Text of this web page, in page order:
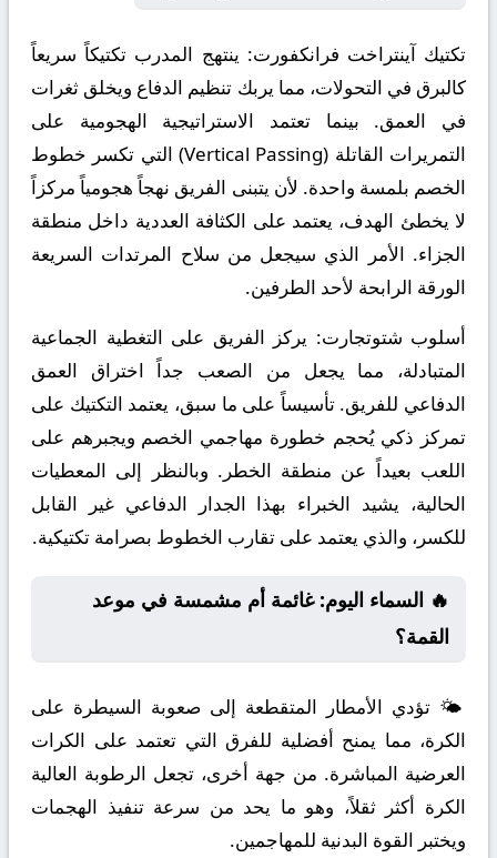
تكتيك آينتراخت فرانكفورت: ينتهج المدرب تكتيكاً سريعاً
كالبرق في التحولات، مما يربك تنظيم الدفاع ويخلق ثغرات
في العمق. بينما تعتمد الاستراتيجية الهجومية على
التمريرات القاتلة (Vertical Passing) التي تكسر خطوط
الخصم بلمسة واحدة. لأن يتبنى الفريق نهجاً هجومياً مركزاً
لا يخطئ الهدف، يعتمد على الكثافة العددية داخل منطقة
الجزاء. الأمر الذي سيجعل من سلاح المرتدات السريعة
الورقة الرابحة لأحد الطرفين.
أسلوب شتوتجارت: يركز الفريق على التغطية الجماعية
المتبادلة، مما يجعل من الصعب جداً اختراق العمق
الدفاعي للفريق. تأسيساً على ما سبق، يعتمد التكتيك على
تمركز ذكي يُحجم خطورة مهاجمي الخصم ويجبرهم على
اللعب بعيداً عن منطقة الخطر. وبالنظر إلى المعطيات
الحالية، يشيد الخبراء بهذا الجدار الدفاعي غير القابل
للكسر، والذي يعتمد على تقارب الخطوط بصرامة تكتيكية.
🔥 السماء اليوم: غائمة أم مشمسة في موعد
القمة؟
🌤️ تؤدي الأمطار المتقطعة إلى صعوبة السيطرة على
الكرة، مما يمنح أفضلية للفرق التي تعتمد على الكرات
العرضية المباشرة. من جهة أخرى، تجعل الرطوبة العالية
الكرة أكثر ثقلاً، وهو ما يحد من سرعة تنفيذ الهجمات
ويختبر القوة البدنية للمهاجمين.